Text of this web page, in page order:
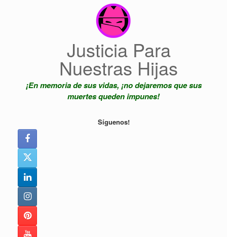
Justicia Para
Nuestras Hijas
¡En memoria de sus vidas, ¡no dejaremos que sus
muertes queden impunes!
Síguenos!